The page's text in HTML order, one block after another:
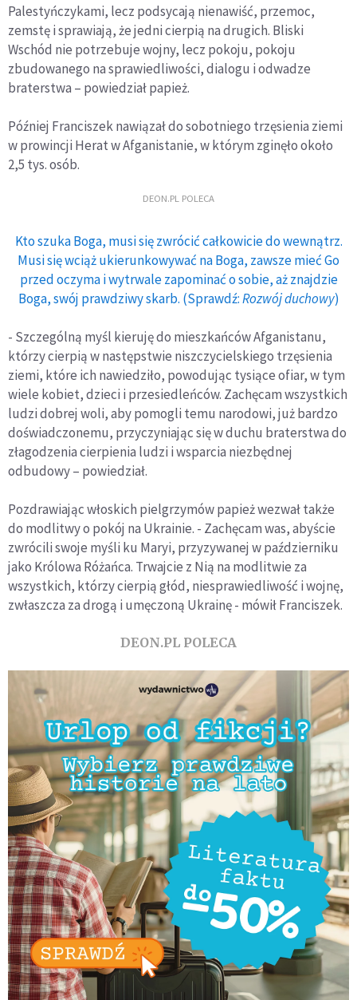
Palestyńczykami, lecz podsycają nienawiść, przemoc,
zemstę i sprawiają, że jedni cierpią na drugich. Bliski
Wschód nie potrzebuje wojny, lecz pokoju, pokoju
zbudowanego na sprawiedliwości, dialogu i odwadze
braterstwa – powiedział papież.
Później Franciszek nawiązał do sobotniego trzęsienia ziemi
w prowincji Herat w Afganistanie, w którym zginęło około
2,5 tys. osób.
DEON.PL POLECA
Kto szuka Boga, musi się zwrócić całkowicie do wewnątrz.
Musi się wciąż ukierunkowywać na Boga, zawsze mieć Go
przed oczyma i wytrwale zapominać o sobie, aż znajdzie
Boga, swój prawdziwy skarb. (Sprawdź:Rozwój duchowy)
- Szczególną myśl kieruję do mieszkańców Afganistanu,
którzy cierpią w następstwie niszczycielskiego trzęsienia
ziemi, które ich nawiedziło, powodując tysiące ofiar, w tym
wiele kobiet, dzieci i przesiedleńców. Zachęcam wszystkich
ludzi dobrej woli, aby pomogli temu narodowi, już bardzo
doświadczonemu, przyczyniając się w duchu braterstwa do
złagodzenia cierpienia ludzi i wsparcia niezbędnej
odbudowy – powiedział.
Pozdrawiając włoskich pielgrzymów papież wezwał także
do modlitwy o pokój na Ukrainie. - Zachęcam was, abyście
zwrócili swoje myśli ku Maryi, przyzywanej w październiku
jako Królowa Różańca. Trwajcie z Nią na modlitwie za
wszystkich, którzy cierpią głód, niesprawiedliwość i wojnę,
zwłaszcza za drogą i umęczoną Ukrainę - mówił Franciszek.
DEON.PL POLECA